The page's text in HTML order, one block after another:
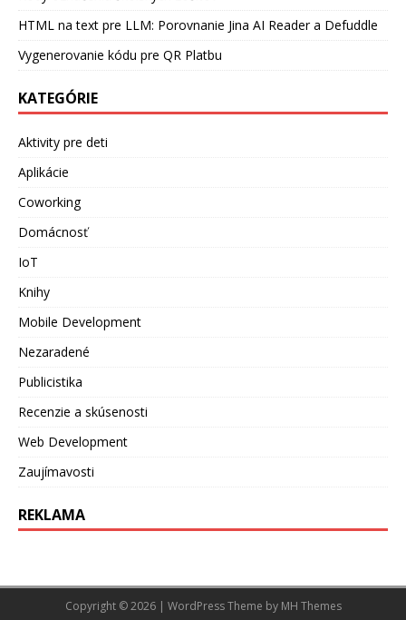
HTML na text pre LLM: Porovnanie Jina AI Reader a Defuddle
Vygenerovanie kódu pre QR Platbu
KATEGÓRIE
Aktivity pre deti
Aplikácie
Coworking
Domácnosť
IoT
Knihy
Mobile Development
Nezaradené
Publicistika
Recenzie a skúsenosti
Web Development
Zaujímavosti
REKLAMA
Copyright © 2026 | WordPress Theme by MH Themes